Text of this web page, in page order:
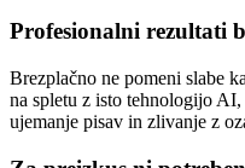
Profesionalni rezultati
Brezplačno ne pomeni slabe
na spletu z isto tehnologijo
ujemanje pisav in zlivanje z